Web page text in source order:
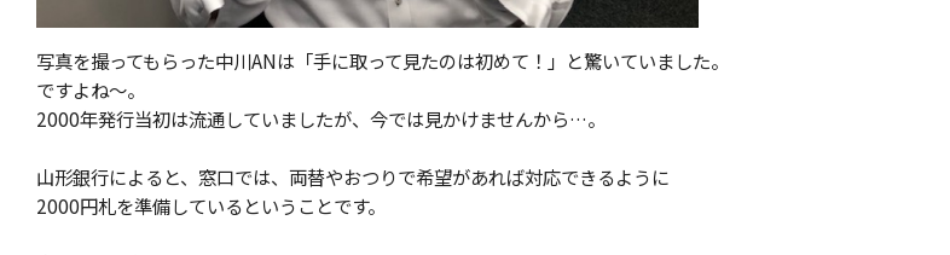
写真を撮ってもらった中川ANは「手に取って見たのは初めて！」と驚いていました。
ですよね～。
2000年発行当初は流通していましたが、今では見かけませんから…。
山形銀行によると、窓口では、両替やおつりで希望があれば対応できるように
2000円札を準備しているということです。